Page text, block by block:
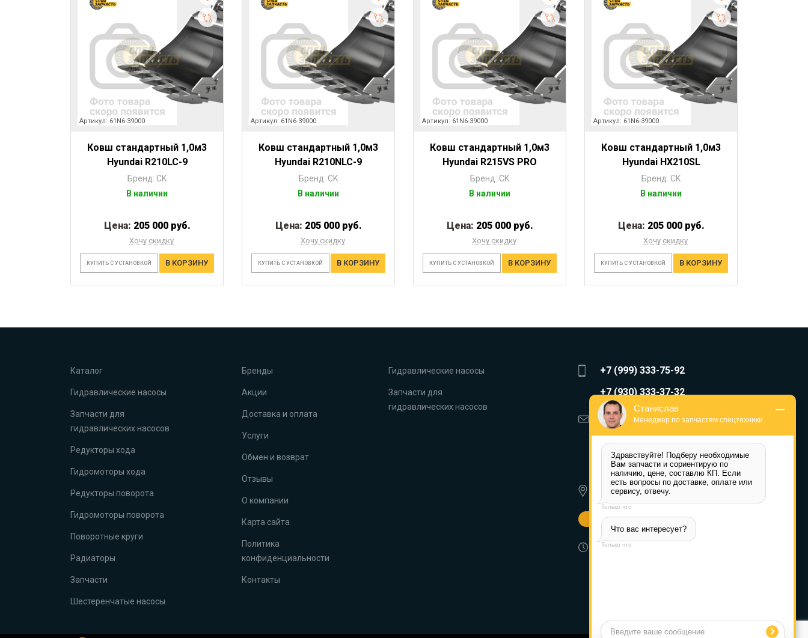
Артикул: 61N6-39000
Ковш стандартный 1,0м3
Hyundai R210LC-9
Бренд: CK
В наличии
Цена: 205 000 руб.
Хочу скидку
КУПИТЬ С УСТАНОВКОЙ В КОРЗИНУ
Артикул: 61N6-39000
Ковш стандартный 1,0м3
Hyundai R210NLC-9
Бренд: CK
В наличии
Цена: 205 000 руб.
Хочу скидку
КУПИТЬ С УСТАНОВКОЙ В КОРЗИНУ
Артикул: 61N6-39000
Ковш стандартный 1,0м3
Hyundai R215VS PRO
Бренд: CK
В наличии
Цена: 205 000 руб.
Хочу скидку
КУПИТЬ С УСТАНОВКОЙ В КОРЗИНУ
Артикул: 61N6-39000
Ковш стандартный 1,0м3
Hyundai HX210SL
Бренд: CK
В наличии
Цена: 205 000 руб.
Хочу скидку
КУПИТЬ С УСТАНОВКОЙ В КОРЗИНУ
Каталог
Гидравлические насосы
Запчасти для
гидравлических насосов
Редукторы хода
Гидромоторы хода
Редукторы поворота
Гидромоторы поворота
Поворотные круги
Радиаторы
Запчасти
Шестеренчатые насосы
Бренды
Акции
Доставка и оплата
Услуги
Обмен и возврат
Отзывы
О компании
Карта сайта
Политика
конфиденциальности
Контакты
Гидравлические насосы
Запчасти для
гидравлических насосов
+7 (999) 333-75-92
+7 (930) 333-37-32
zakaz@reduktor40.ru
reductor-40@mail.ru
reduktora40@mail.ru
350072, г. Краснодар,
Ростовское шоссе д. 22А
Другие города
Пн-Пт: 8:30-17:30 (МСК) Сб-Вс:
Станислав
Менеджер по запчастям спецтехники
Здравствуйте! Подберу необходимые
Вам запчасти и сориентирую по
наличию, цене, составлю КП. Если
есть вопросы по доставке, оплате или
сервису, отвечу.
Только что
Что вас интересует?
Только что